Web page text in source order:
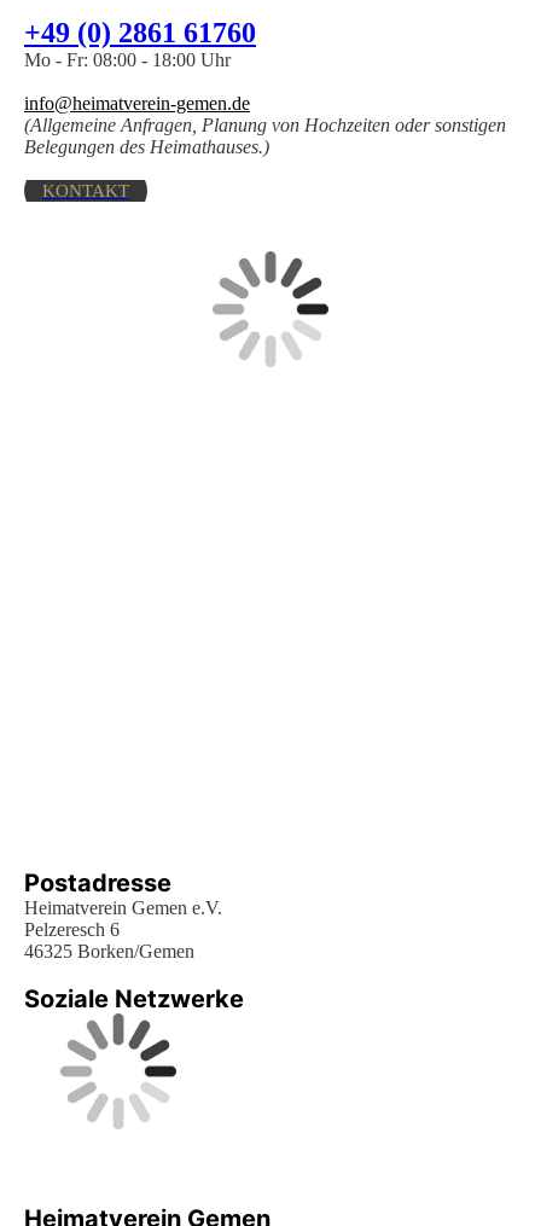
+49 (0) 2861 61760
Mo - Fr: 08:00 - 18:00 Uhr
info@heimatverein-gemen.de
(Allgemeine Anfragen, Planung von Hochzeiten oder sonstigen
Belegungen des Heimathauses.)
KONTAKT
Postadresse
Heimatverein Gemen e.V.
Pelzeresch 6
46325 Borken/Gemen
Soziale Netzwerke
Heimatverein Gemen